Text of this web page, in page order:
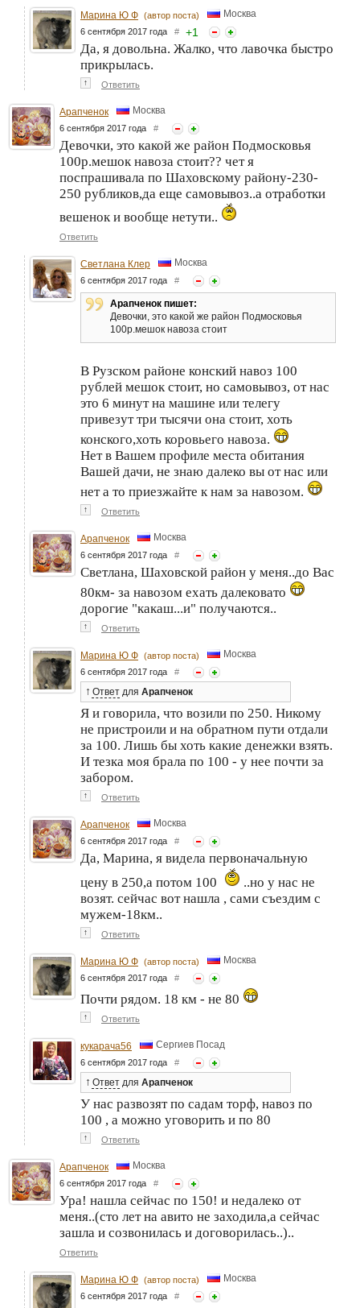
Марина Ю Ф (автор поста) Москва
6 сентября 2017 года # +1
Да, я довольна. Жалко, что лавочка быстро
прикрылась.
↑ Ответить
Арапченок Москва
6 сентября 2017 года #
Девочки, это какой же район Подмосковья
100р.мешок навоза стоит?? чет я
поспрашивала по Шаховскому району-230-
250 рубликов,да еще самовывоз..а отработки
вешенок и вообще нетути..
Ответить
Светлана Клер Москва
6 сентября 2017 года #
Арапченок пишет:
Девочки, это какой же район Подмосковья
100р.мешок навоза стоит
В Рузском районе конский навоз 100
рублей мешок стоит, но самовывоз, от нас
это 6 минут на машине или телегу
привезут три тысячи она стоит, хоть
конского,хоть коровьего навоза.
Нет в Вашем профиле места обитания
Вашей дачи, не знаю далеко вы от нас или
нет а то приезжайте к нам за навозом.
↑ Ответить
Арапченок Москва
6 сентября 2017 года #
Светлана, Шаховской район у меня..до Вас
80км- за навозом ехать далековато
дорогие "какаш...и" получаются..
↑ Ответить
Марина Ю Ф (автор поста) Москва
6 сентября 2017 года #
↑ Ответ для Арапченок
Я и говорила, что возили по 250. Никому
не пристроили и на обратном пути отдали
за 100. Лишь бы хоть какие денежки взять.
И тезка моя брала по 100 - у нее почти за
забором.
↑ Ответить
Арапченок Москва
6 сентября 2017 года #
Да, Марина, я видела первоначальную
цену в 250,а потом 100
..но у нас не
возят. сейчас вот нашла , сами съездим с
мужем-18км..
↑ Ответить
Марина Ю Ф (автор поста) Москва
6 сентября 2017 года #
Почти рядом. 18 км - не 80
↑ Ответить
кукарача56 Сергиев Посад
6 сентября 2017 года #
↑ Ответ для Арапченок
У нас развозят по садам торф, навоз по
100 , а можно уговорить и по 80
↑ Ответить
Арапченок Москва
6 сентября 2017 года #
Ура! нашла сейчас по 150! и недалеко от
меня..(сто лет на авито не заходила,а сейчас
зашла и созвонилась и договорилась..)..
Ответить
Марина Ю Ф (автор поста) Москва
6 сентября 2017 года #